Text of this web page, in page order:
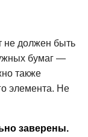
не должен быть
бумаг —
также
элемента. Не
заверены.